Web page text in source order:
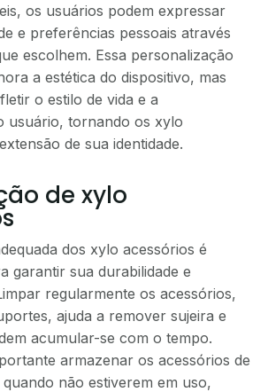
os usuários podem expressar
e preferências pessoais através
escolhem. Essa personalização
a estética do dispositivo, mas
o estilo de vida e a
usuário, tornando os xylo
de sua identidade.
de xylo
dos xylo acessórios é
garantir sua durabilidade e
regularmente os acessórios,
ajuda a remover sujeira e
acumular-se com o tempo.
armazenar os acessórios de
não estiverem em uso,